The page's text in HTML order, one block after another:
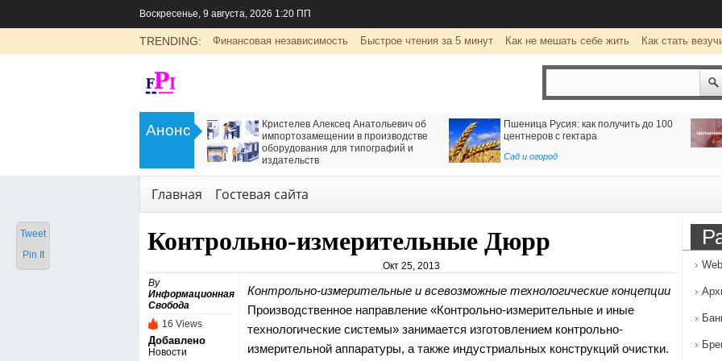
Воскресенье, 9 августа, 2026 1:20 ПП
TRENDING: Финансовая независимость Быстрое чтения за 5 минут Как не мешать себе жить Как стать
Анонс
Кристелев Алексеq Анатольевич об
импортозамещении в производстве
оборудования для типографий и
Пшеница Русия: как получить до 100
центнеров с гектара
Сад и огород
Цоликлоны для определения групп
крови
Рубрика о здоровье
Главная Гостевая сайта
Контрольно-измерительные Дюрр
Окт 25, 2013
By
Информационная
Свобода
16 Views
Добавлено
Новости
Контрольно-измерительные и всевозможные технологические концепции
Производственное направление «Контрольно-измерительные и иные
технологические системы» занимается изготовлением контрольно-
измерительной аппаратуры, а также индустриальных конструкций очистки.
Tweet
Pin It